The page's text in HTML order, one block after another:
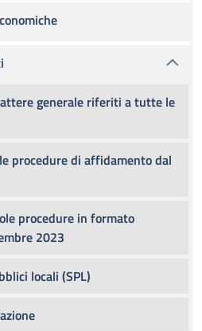
generale riferiti a tutte le
procedure di affidamento dal
procedure in formato
2023
locali (SPL)